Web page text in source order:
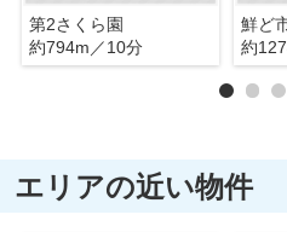
第2さくら園
約794m／10分
鮮ど
約
エリアの近い物件